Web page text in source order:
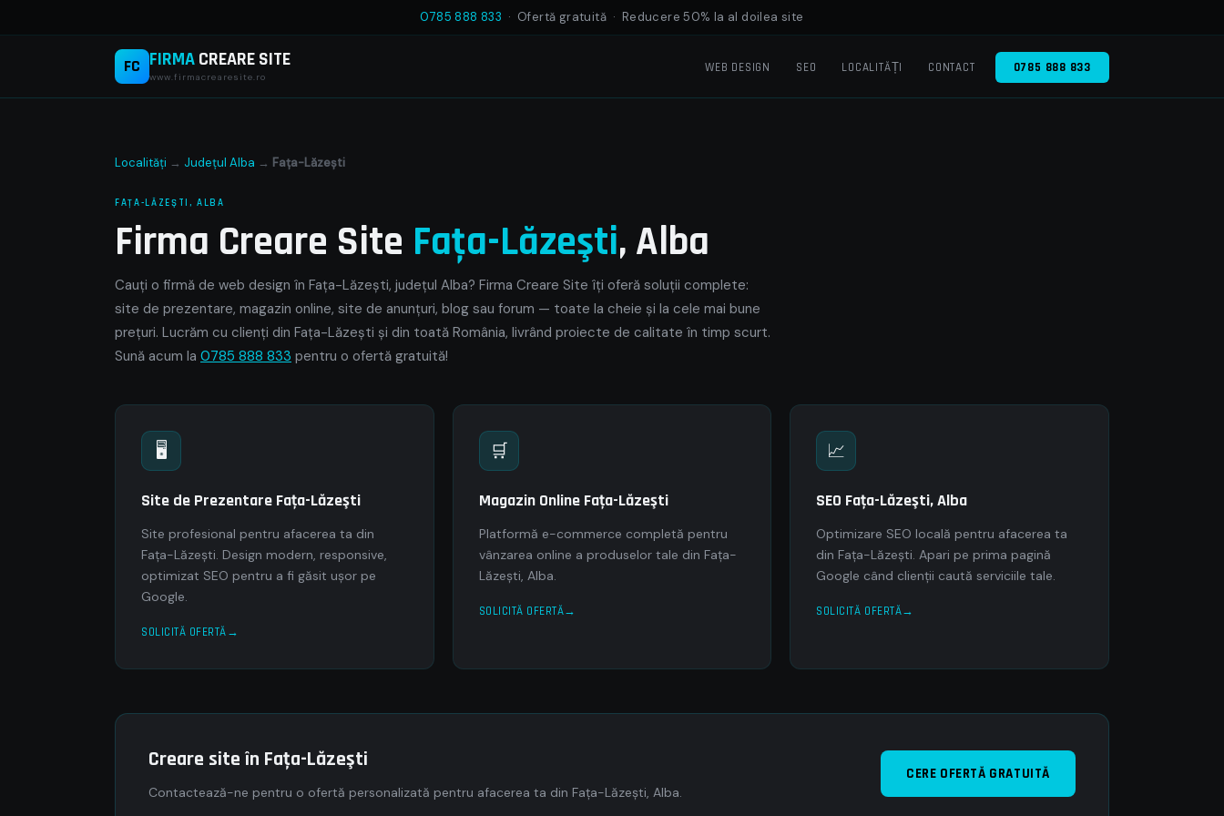
0785 888 833 · Ofertă gratuită · Reducere 50% la al doilea site
FC FIRMACREARE SITE
www.firmacrearesite.ro
WEB DESIGN SEO LOCALITĂȚI CONTACT 0785 888 833
Localități → Județul Alba → Faţa-Lăzeşti
FAŢA-LĂZEŞTI, ALBA
Firma Creare Site Faţa-Lăzeşti, Alba
Cauți o firmă de web design în Faţa-Lăzeşti, județul Alba? Firma Creare Site îți oferă soluții complete:
site de prezentare, magazin online, site de anunțuri, blog sau forum — toate la cheie și la cele mai bune
prețuri. Lucrăm cu clienți din Faţa-Lăzeşti și din toată România, livrând proiecte de calitate în timp scurt.
Sună acum la 0785 888 833 pentru o ofertă gratuită!
🖥
Site de Prezentare Faţa-Lăzeşti
Site profesional pentru afacerea ta din
Faţa-Lăzeşti. Design modern, responsive,
optimizat SEO pentru a fi găsit ușor pe
Google.
SOLICITĂ OFERTĂ
🛒
Magazin Online Faţa-Lăzeşti
Platformă e-commerce completă pentru
vânzarea online a produselor tale din Faţa-
Lăzeşti, Alba.
SOLICITĂ OFERTĂ
📈
SEO Faţa-Lăzeşti, Alba
Optimizare SEO locală pentru afacerea ta
din Faţa-Lăzeşti. Apari pe prima pagină
Google când clienții caută serviciile tale.
SOLICITĂ OFERTĂ
Creare site în Faţa-Lăzeşti
Contactează-ne pentru o ofertă personalizată pentru afacerea ta din Faţa-Lăzeşti, Alba.
CERE OFERTĂ GRATUITĂ